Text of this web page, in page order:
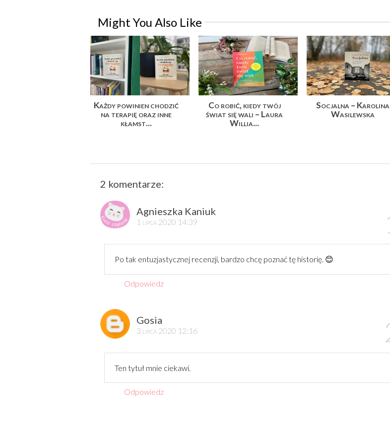
Might You Also Like
Każdy powinien chodzić
na terapię oraz inne
kłamst...
Co robić, kiedy twój
świat się wali – Laura
Willia...
Socjalna – Karolina
Wasilewska
2 komentarze:
Agnieszka Kaniuk
1 lipca 2020 14:39
Po tak entuzjastycznej recenzji, bardzo chcę poznać tę historię. 😊
Odpowiedz
Gosia
3 lipca 2020 12:16
Ten tytuł mnie ciekawi.
Odpowiedz